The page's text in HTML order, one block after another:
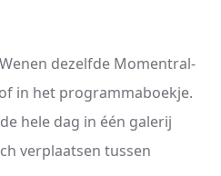
dezelfde Momentral-
in het programmaboekje.
hele dag in één galerij
verplaatsen tussen